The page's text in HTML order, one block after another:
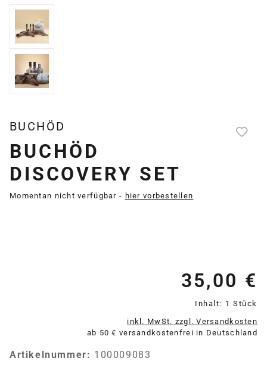
BUCHÖD
BUCHÖD
DISCOVERY SET
Momentan nicht verfügbar - hier vorbestellen
35,00 €
Inhalt: 1 Stück
inkl. MwSt. zzgl. Versandkosten
ab 50 € versandkostenfrei in Deutschland
Artikelnummer: 100009083